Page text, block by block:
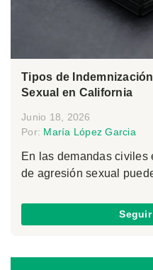
Tipos de
Sexual en California
Junio 18, 2026
Por: María López Garcia
En las demandas
de agresión sexual